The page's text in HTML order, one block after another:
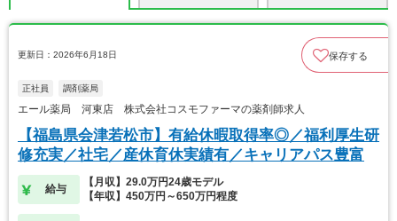
更新日：2026年6月18日 保存する
正社員 調剤薬局
エール薬局 河東店 株式会社コスモファーマの薬剤師求人
【福島県会津若松市】有給休暇取得率◎／福利厚生研
修充実／社宅／産休育休実績有／キャリアパス豊富
給与
【月収】29.0万円24歳モデル
【年収】450万円～650万円程度